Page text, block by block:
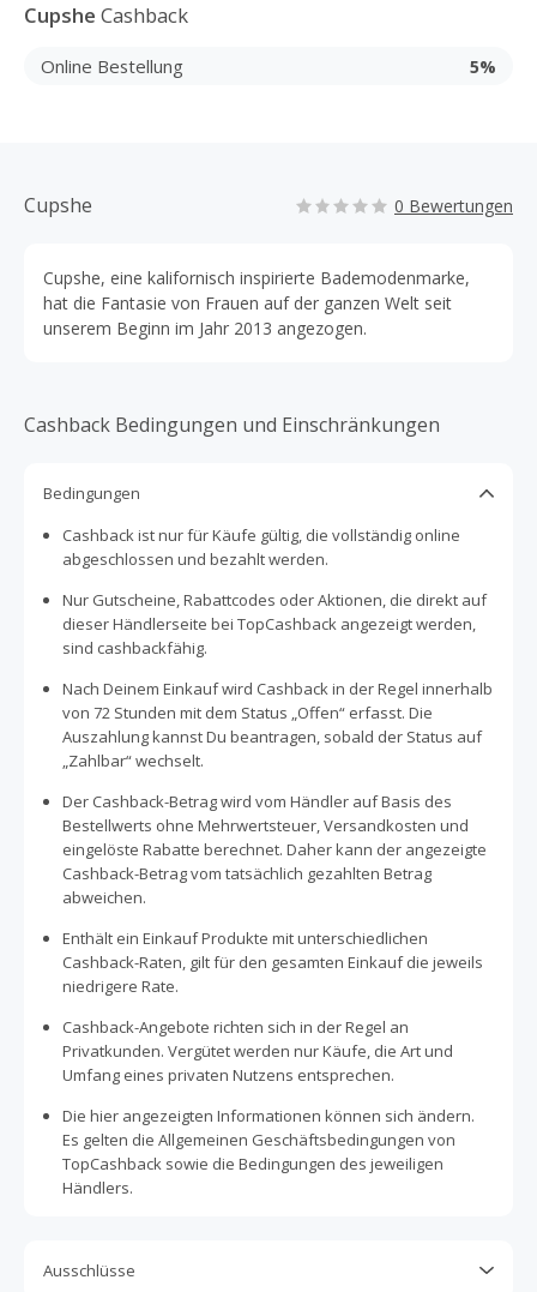
Cupshe Cashback
Online Bestellung 5%
Cupshe 0 Bewertungen
Cupshe, eine kalifornisch inspirierte Bademodenmarke,
hat die Fantasie von Frauen auf der ganzen Welt seit
unserem Beginn im Jahr 2013 angezogen.
Cashback Bedingungen und Einschränkungen
Bedingungen
Cashback ist nur für Käufe gültig, die vollständig online
abgeschlossen und bezahlt werden.
Nur Gutscheine, Rabattcodes oder Aktionen, die direkt auf
dieser Händlerseite bei TopCashback angezeigt werden,
sind cashbackfähig.
Nach Deinem Einkauf wird Cashback in der Regel innerhalb
von 72 Stunden mit dem Status „Offen“ erfasst. Die
Auszahlung kannst Du beantragen, sobald der Status auf
„Zahlbar“ wechselt.
Der Cashback-Betrag wird vom Händler auf Basis des
Bestellwerts ohne Mehrwertsteuer, Versandkosten und
eingelöste Rabatte berechnet. Daher kann der angezeigte
Cashback-Betrag vom tatsächlich gezahlten Betrag
abweichen.
Enthält ein Einkauf Produkte mit unterschiedlichen
Cashback-Raten, gilt für den gesamten Einkauf die jeweils
niedrigere Rate.
Cashback-Angebote richten sich in der Regel an
Privatkunden. Vergütet werden nur Käufe, die Art und
Umfang eines privaten Nutzens entsprechen.
Die hier angezeigten Informationen können sich ändern.
Es gelten die Allgemeinen Geschäftsbedingungen von
TopCashback sowie die Bedingungen des jeweiligen
Händlers.
Ausschlüsse